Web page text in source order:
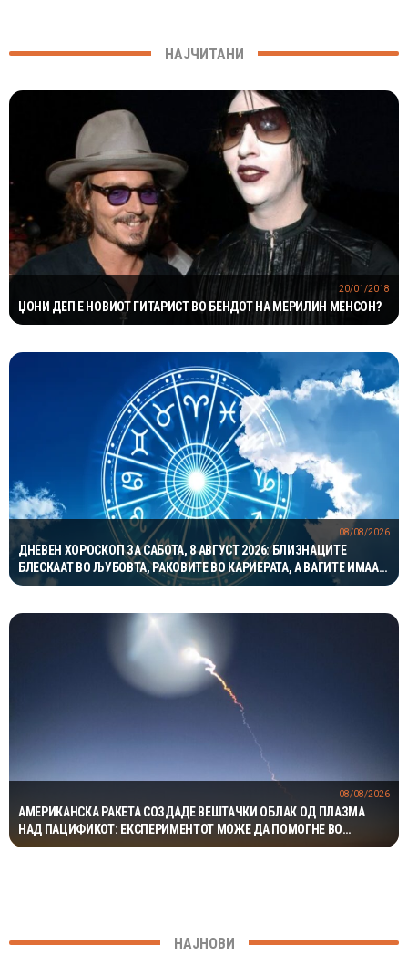
НАЈЧИТАНИ
ЏОНИ ДЕП E НОВИОТ ГИТАРИСТ ВО БЕНДОТ НА МЕРИЛИН МЕНСОН?
20/01/2018
ДНЕВЕН ХОРОСКОП ЗА САБОТА, 8 АВГУСТ 2026: БЛИЗНАЦИТЕ
БЛЕСКААТ ВО ЉУБОВТА, РАКОВИТЕ ВО КАРИЕРАТА, А ВАГИТЕ ИМААТ
ОДЛИЧЕН ДЕН ЗА ХАРМОНИЈА
08/08/2026
АМЕРИКАНСКА РАКЕТА СОЗДАДЕ ВЕШТАЧКИ ОБЛАК ОД ПЛАЗМА
НАД ПАЦИФИКОТ: ЕКСПЕРИМЕНТОТ МОЖЕ ДА ПОМОГНЕ ВО
ЗАШТИТАТА НА САТЕЛИТИТЕ
08/08/2026
НАЈНОВИ